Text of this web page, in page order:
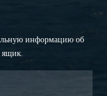
информацию об
ящик.